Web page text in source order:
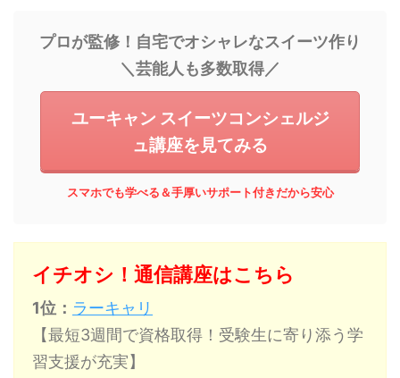
プロが監修！自宅でオシャレなスイーツ作り
＼芸能人も多数取得／
ユーキャン スイーツコンシェルジ
ュ講座を見てみる
スマホでも学べる＆手厚いサポート付きだから安心
イチオシ！通信講座はこちら
1位： ラーキャリ
【最短3週間で資格取得！受験生に寄り添う学
習支援が充実】